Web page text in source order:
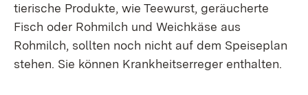
tierische Produkte, wie Teewurst, geräucherte
Fisch oder Rohmilch und Weichkäse aus
Rohmilch, sollten noch nicht auf dem Speiseplan
stehen. Sie können Krankheitserreger enthalten.